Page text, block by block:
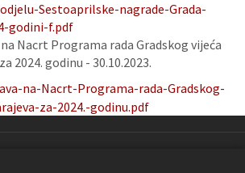
Sestoaprilske-nagrade-Grada-
godini-f.pdf
Nacrt Programa rada Gradskog vijeća
2024. godinu - 30.10.2023.
na-Nacrt-Programa-rada-Gradskog-
za-2024.-godinu.pdf